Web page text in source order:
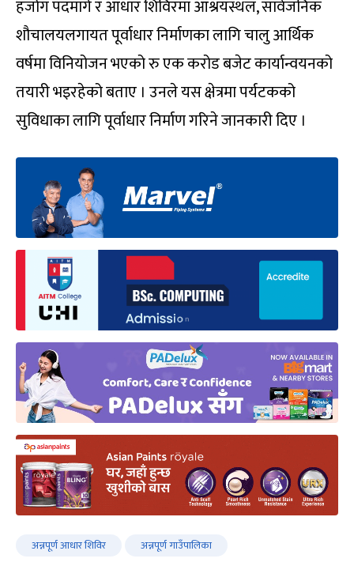
हर्जोग पदमार्ग र आधार शिविरमा आश्रयस्थल, सार्वजनिक
शौचालयलगायत पूर्वाधार निर्माणका लागि चालु आर्थिक
वर्षमा विनियोजन भएको रु एक करोड बजेट कार्यान्वयनको
तयारी भइरहेको बताए । उनले यस क्षेत्रमा पर्यटकको
सुविधाका लागि पूर्वाधार निर्माण गरिने जानकारी दिए ।
अन्नपूर्ण आधार शिविर अन्नपूर्ण गाउँपालिका